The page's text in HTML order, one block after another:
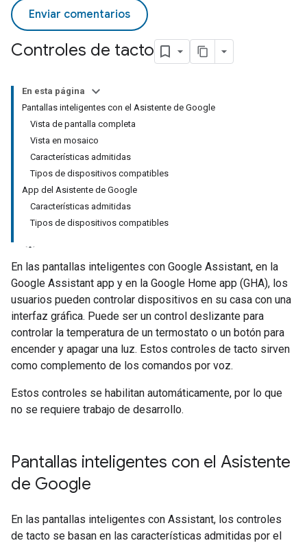
Enviar comentarios
Controles de tacto
En esta página
Pantallas inteligentes con el Asistente de Google
Vista de pantalla completa
Vista en mosaico
Características admitidas
Tipos de dispositivos compatibles
App del Asistente de Google
Características admitidas
Tipos de dispositivos compatibles
En las pantallas inteligentes con Google Assistant, en la
Google Assistant app y en la Google Home app (GHA), los
usuarios pueden controlar dispositivos en su casa con una
interfaz gráfica. Puede ser un control deslizante para
controlar la temperatura de un termostato o un botón para
encender y apagar una luz. Estos controles de tacto sirven
como complemento de los comandos por voz.
Estos controles se habilitan automáticamente, por lo que
no se requiere trabajo de desarrollo.
Pantallas inteligentes con el Asistente
de Google
En las pantallas inteligentes con Assistant, los controles
de tacto se basan en las características admitidas por el